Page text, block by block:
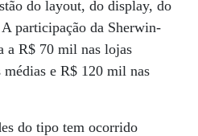
do layout, do display, do
participação da Sherwin-
a R$ 70 mil nas lojas
e R$ 120 mil nas
do tipo tem ocorrido